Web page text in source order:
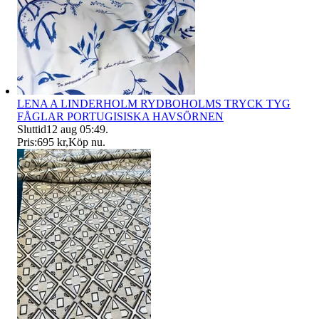
LENA A LINDERHOLM RYDBOHOLMS TRYCK TYG
FÅGLAR PORTUGISISKA HAVSÖRNEN
Sluttid12 aug 05:49.
Pris:695 kr,Köp nu.